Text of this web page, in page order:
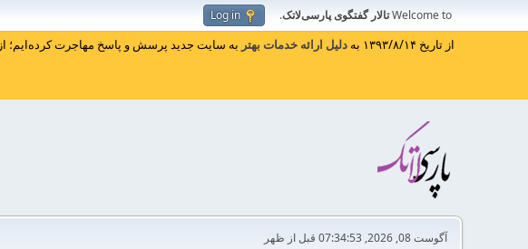
Welcome toتالار گفتگوی پارسی‌لاتک.
Log in
از تاریخ ۱۳۹۳/۸/۱۴ به دلیل ارائه خدمات بهتر به سایت جدید پرسش و پاسخ مهاجرت کرده‌ایم؛
آگوست 08, 2026, 07:34:53 قبل از ظهر